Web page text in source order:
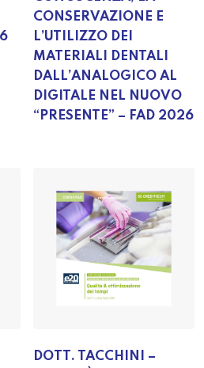
CONSERVAZIONE E
L’UTILIZZO DEI
MATERIALI DENTALI
DALL’ANALOGICO AL
DIGITALE NEL NUOVO
“PRESENTE” – FAD 2026
DOTT. TACCHINI –